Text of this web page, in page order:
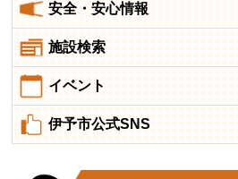
安全・安心情報
施設検索
イベント
伊予市公式SNS